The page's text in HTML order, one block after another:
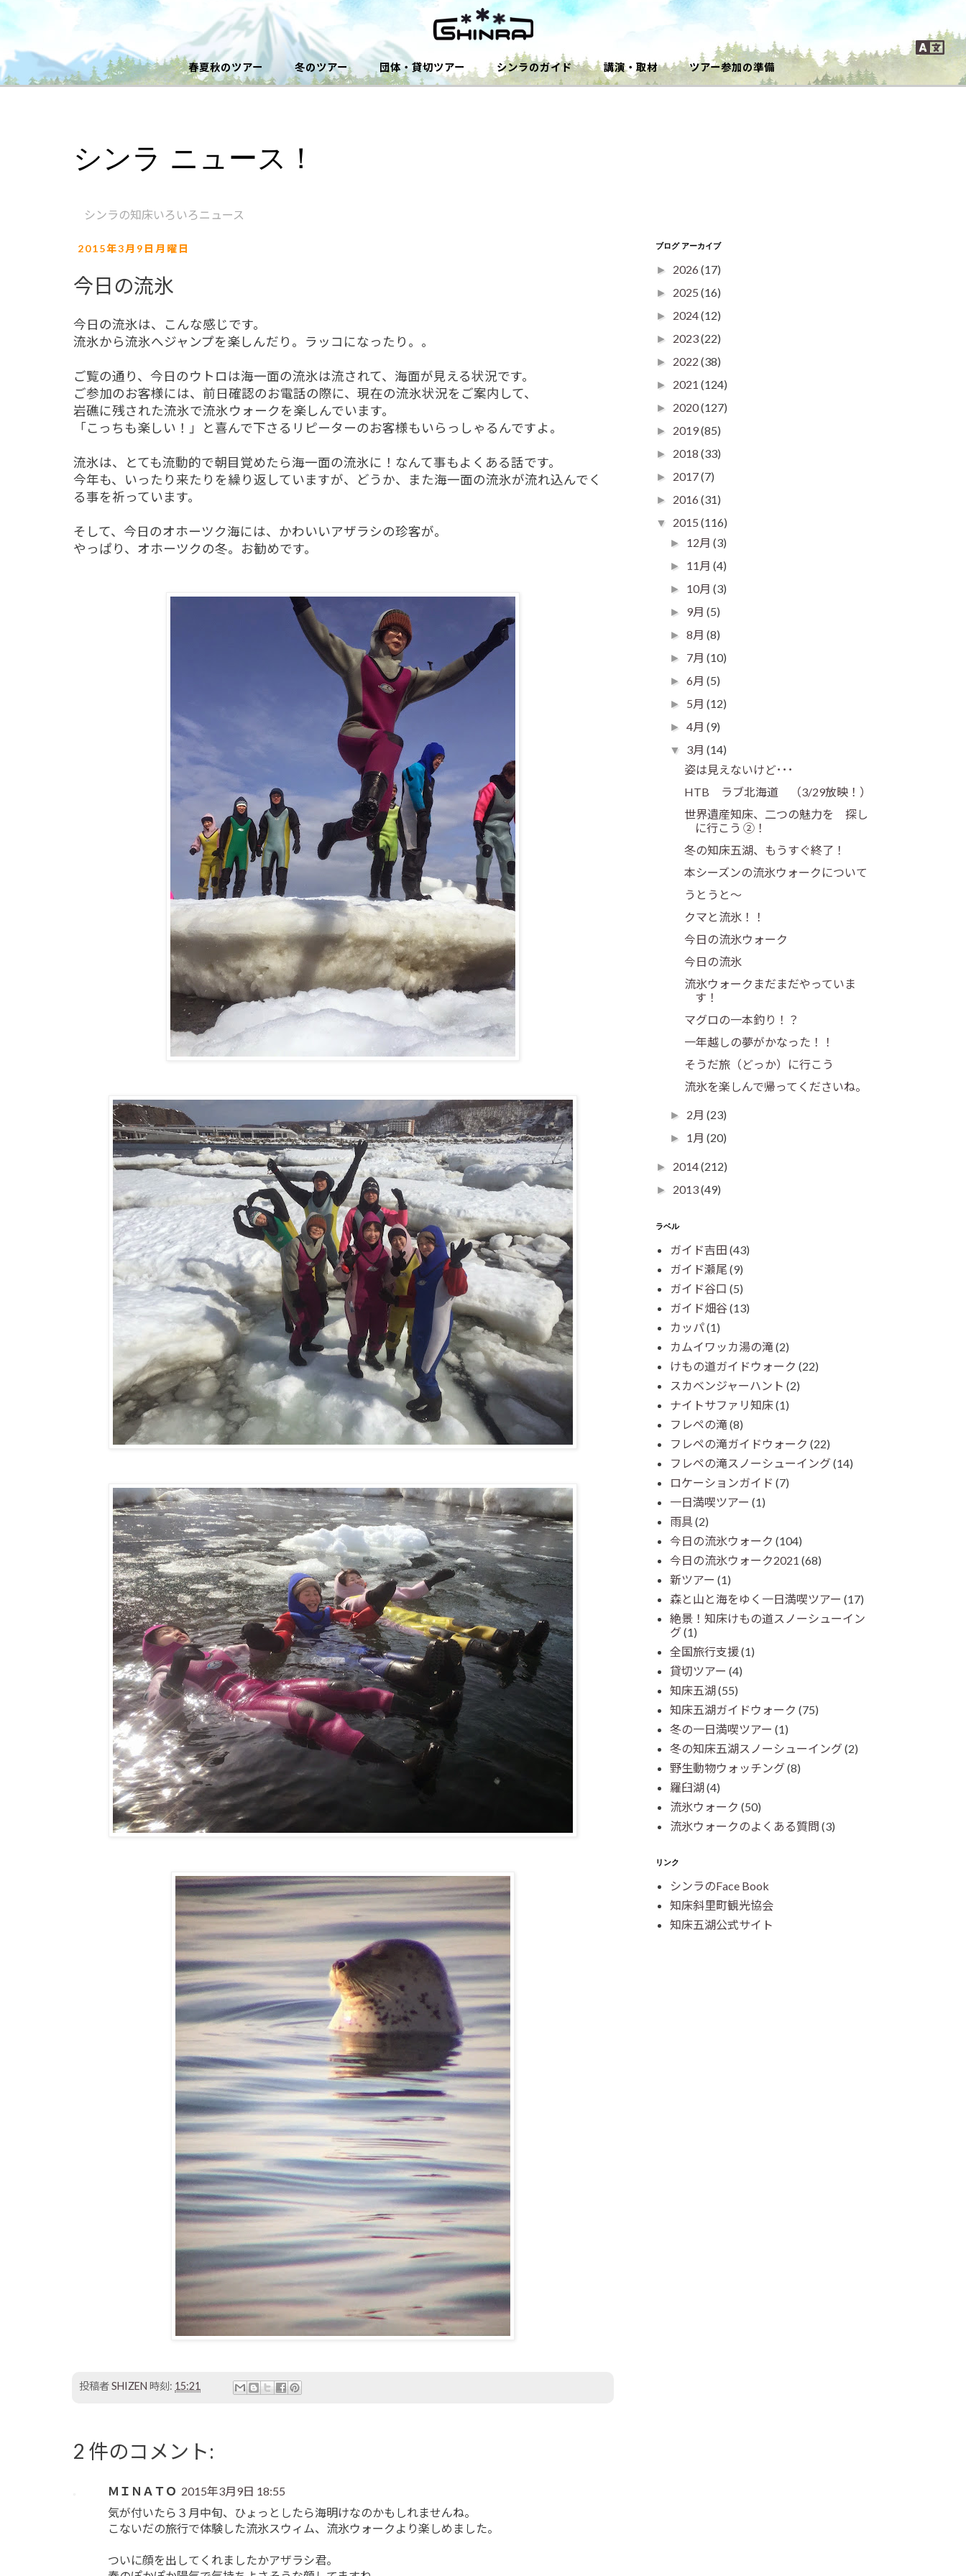
春夏秋のツアー 冬のツアー 団体・貸切ツアー シンラのガイド 講演・取材 ツアー参加の準備
シンラ ニュース！
シンラの知床いろいろニュース
2015年3月9日月曜日
今日の流氷
今日の流氷は、こんな感じです。
流氷から流氷へジャンプを楽しんだり。ラッコになったり。。
ご覧の通り、今日のウトロは海一面の流氷は流されて、海面が見える状況です。
ご参加のお客様には、前日確認のお電話の際に、現在の流氷状況をご案内して、
岩礁に残された流氷で流氷ウォークを楽しんでいます。
「こっちも楽しい！」と喜んで下さるリピーターのお客様もいらっしゃるんですよ。
流氷は、とても流動的で朝目覚めたら海一面の流氷に！なんて事もよくある話です。
今年も、いったり来たりを繰り返していますが、どうか、また海一面の流氷が流れ込んでく
る事を祈っています。
そして、今日のオホーツク海には、かわいいアザラシの珍客が。
やっぱり、オホーツクの冬。お勧めです。
投稿者SHIZEN 時刻: 15:21
2 件のコメント:
ＭＩＮＡＴＯ 2015年3月9日 18:55
気が付いたら３月中旬、ひょっとしたら海明けなのかもしれませんね。
こないだの旅行で体験した流氷スウィム、流氷ウォークより楽しめました。
ついに顔を出してくれましたかアザラシ君。
ブログ アーカイブ
► 2026 (17)
► 2025 (16)
► 2024(12)
► 2023(22)
► 2022 (38)
► 2021 (124)
► 2020(127)
► 2019(85)
► 2018 (33)
► 2017(7)
► 2016 (31)
▼ 2015 (116)
► 12月(3)
► 11月(4)
► 10月(3)
► 9月(5)
►8月(8)
► 7月(10)
►6月(5)
► 5月(12)
►4月(9)
▼ 3月(14)
姿は見えないけど･･･
HTB ラブ北海道 （3/29放映！）
世界遺産知床、二つの魅力を 探し
に行こう ②！
冬の知床五湖、もうすぐ終了！
本シーズンの流氷ウォークについて
うとうと～
クマと流氷！！
今日の流氷ウォーク
今日の流氷
流氷ウォークまだまだやっていま
す！
マグロの一本釣り！？
一年越しの夢がかなった！！
そうだ旅（どっか）に行こう
流氷を楽しんで帰ってくださいね。
► 2月(23)
► 1月(20)
► 2014(212)
► 2013(49)
ラベル
ガイド吉田 (43)
ガイド瀬尾 (9)
ガイド谷口 (5)
ガイド畑谷(13)
カッパ(1)
カムイワッカ湯の滝 (2)
けもの道ガイドウォーク (22)
スカベンジャーハント (2)
ナイトサファリ知床(1)
フレペの滝 (8)
フレペの滝ガイドウォーク (22)
フレペの滝スノーシューイング(14)
ロケーションガイド (7)
一日満喫ツアー (1)
雨具(2)
今日の流氷ウォーク (104)
今日の流氷ウォーク2021 (68)
新ツアー (1)
森と山と海をゆく一日満喫ツアー (17)
絶景！知床けもの道スノーシューイン
グ(1)
全国旅行支援(1)
貸切ツアー (4)
知床五湖(55)
知床五湖ガイドウォーク (75)
冬の一日満喫ツアー (1)
冬の知床五湖スノーシューイング(2)
野生動物ウォッチング(8)
羅臼湖(4)
流氷ウォーク (50)
流氷ウォークのよくある質問 (3)
リンク
シンラのFace Book
知床斜里町観光協会
知床五湖公式サイト